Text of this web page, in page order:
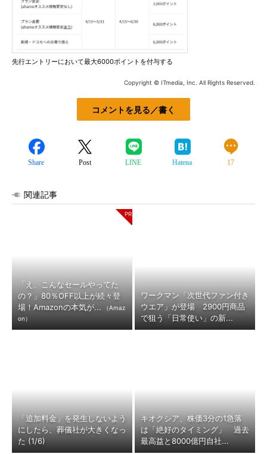
先行エントリーにおいて最大6000ポイントを付与する
Copyright © ITmedia, Inc. All Rights Reserved.
コメントを見る／書く
Share Post LINE Hatena 17
関連記事
「え、こんなセールやってた
の？」80％OFF以上が続々登
場！Amazonの本気が...
（Amaz
on）
ワークマン「次世代ファン付き
ウエア」が登場 2900円商品
で狙う「日常使い」の新...
「追加料金」を発生しないよう
にしたら、葬儀社が大きくなっ
た (1/6)
キオクシア、株価3分の1急落
は「絶好のタイミング」 過去
最高益と8000億円自社...